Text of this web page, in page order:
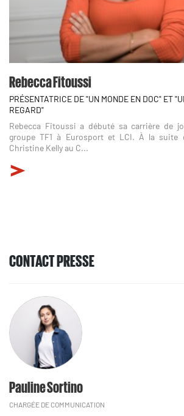
Rebecca Fitoussi
PRÉSENTATRICE DE "UN MONDE EN DOC" ET
REGARD"
Rebecca Fitoussi a débuté sa carrière de
groupe TF1 à Eurosport et LCI. À la suite
Christine Kelly au C...
CONTACT PRESSE
Pauline Sortino
CHARGÉE DE COMMUNICATION